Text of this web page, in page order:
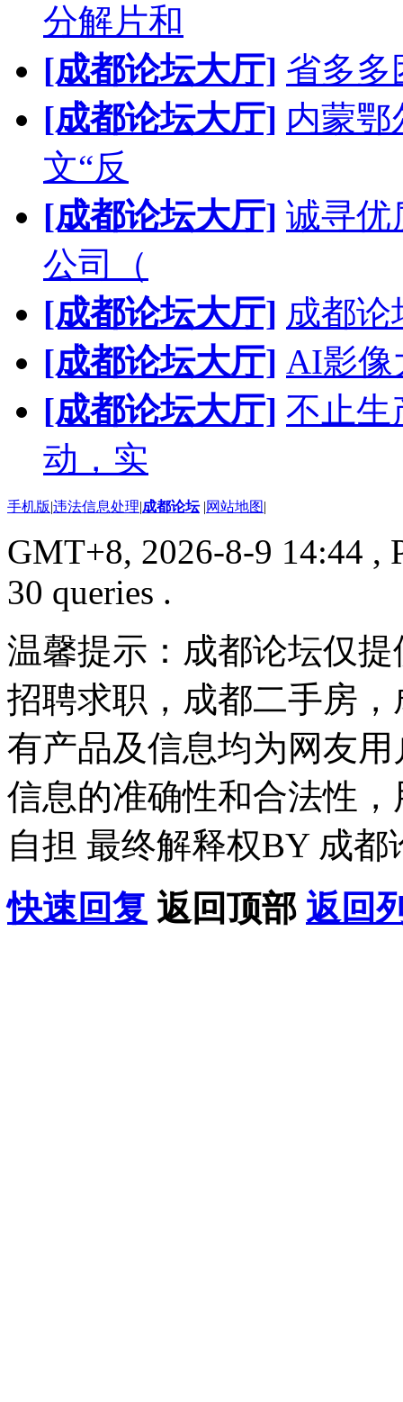
分解片和
[成都论坛大厅] 省多多
[成都论坛大厅] 内蒙
文“反
[成都论坛大厅] 诚寻优
公司（
[成都论坛大厅] 成都论
[成都论坛大厅] AI影像
[成都论坛大厅] 不止生
动，实
手机版|违法信息处理|成都论坛 |网站地图|
GMT+8, 2026-8-9 14:44 ,
30 queries .
温馨提示：成都论坛仅
招聘求职，成都二手房
有产品及信息均为网友
信息的准确性和合法性
自担 最终解释权BY 成都
快速回复 返回顶部 返回